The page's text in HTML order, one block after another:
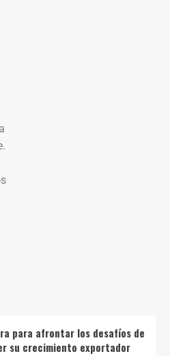
para afrontar los desafíos de
su crecimiento exportador